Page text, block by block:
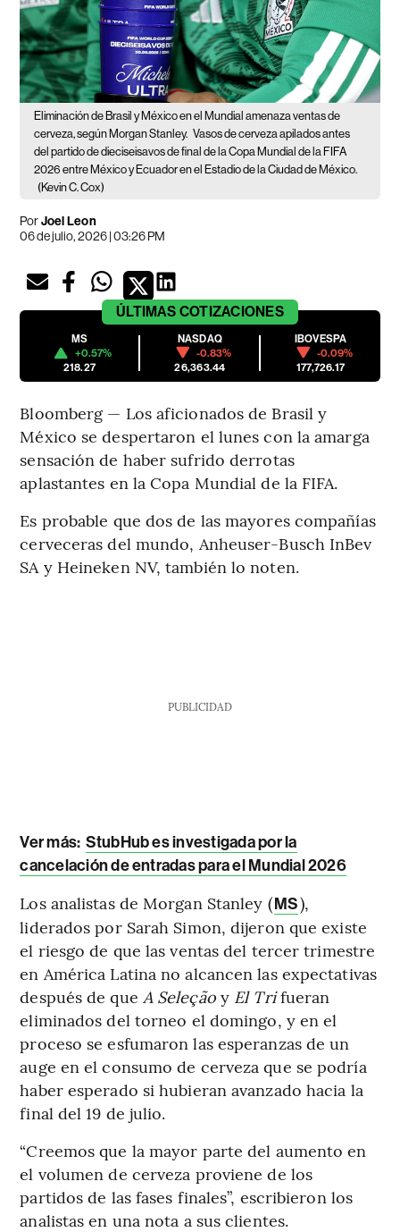
Eliminación de Brasil y México en el Mundial amenaza ventas de
cerveza, según Morgan Stanley. Vasos de cerveza apilados antes
del partido de dieciseisavos de final de la Copa Mundial de la FIFA
2026 entre México y Ecuador en el Estadio de la Ciudad de México.
(Kevin C. Cox)
PorJoel Leon
06 de julio, 2026 | 03:26 PM
ÚLTIMAS COTIZACIONES
MS
+0.57%
218.27
NASDAQ
-0.83%
26,363.44
IBOVESPA
-0.09%
177,726.17
Bloomberg — Los aficionados de Brasil y
México se despertaron el lunes con la amarga
sensación de haber sufrido derrotas
aplastantes en la Copa Mundial de la FIFA.
Es probable que dos de las mayores compañías
cerveceras del mundo, Anheuser-Busch InBev
SA y Heineken NV, también lo noten.
PUBLICIDAD
Ver más: StubHub es investigada por la
cancelación de entradas para el Mundial 2026
Los analistas de Morgan Stanley (MS),
liderados por Sarah Simon, dijeron que existe
el riesgo de que las ventas del tercer trimestre
en América Latina no alcancen las expectativas
después de que A Seleçãoy El Trifueran
eliminados del torneo el domingo, y en el
proceso se esfumaron las esperanzas de un
auge en el consumo de cerveza que se podría
haber esperado si hubieran avanzado hacia la
final del 19 de julio.
“Creemos que la mayor parte del aumento en
el volumen de cerveza proviene de los
partidos de las fases finales”, escribieron los
analistas en una nota a sus clientes.